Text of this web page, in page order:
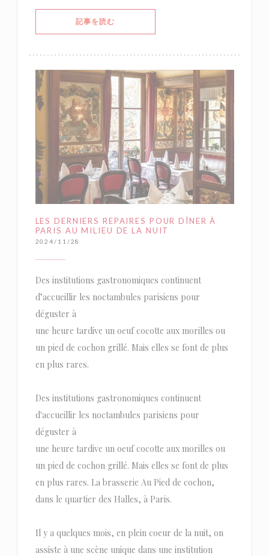
記事を読む
LES DERNIERS REPAIRES POUR DÎNER À
PARIS AU MILIEU DE LA NUIT
2024/11/28
Des institutions gastronomiques continuent
d’accueillir les noctambules parisiens pour
déguster à
une heure tardive un oeuf cocotte aux morilles ou
un pied de cochon grillé. Mais elles se font de plus
en plus rares.
Des institutions gastronomiques continuent
d'accueillir les noctambules parisiens pour
déguster à
une heure tardive un oeuf cocotte aux morilles ou
un pied de cochon grillé. Mais elles se font de plus
en plus rares. La brasserie Au Pied de cochon,
dans le quartier des Halles, à Paris.
Il y a quelques mois, en plein coeur de la nuit, on
assiste à une scène unique dans une institution